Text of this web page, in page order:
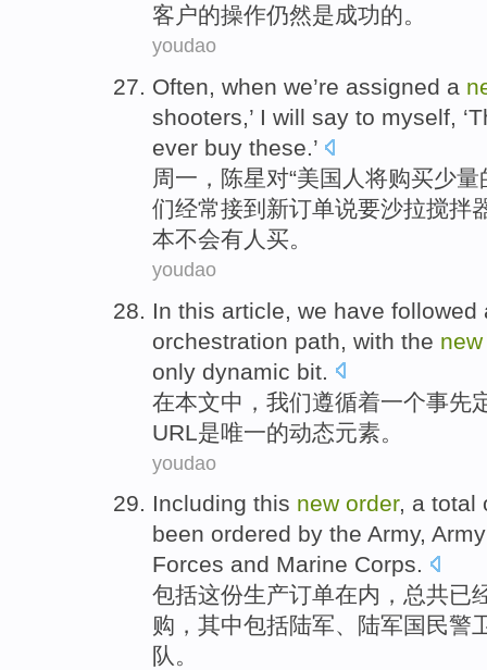
客户的操作仍然是成功的。
youdao
Often, when we’re assigned a
shooters,’ I will say to myself,
ever buy these.’
周一，陈星对“美国人 将购买少量
们经常接到 新订单说要沙拉搅拌
本不会有人 买。
youdao
In this article we have followed
orchestration path with the new
only dynamic bit
在本文中， 我们遵循着一个事先
URL 是唯一的动态元素。
youdao
Including this new order, a total
been ordered by the Army, Army
Forces and Marine Corps.
包括这份生产订单在内， 总共已
购，其中包括陆军、陆军国民警
队。